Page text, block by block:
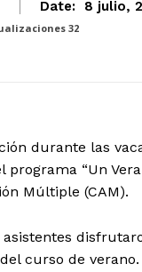
Date: 8 julio,
32
durante las
“Un
Múltiple (CAM).
curso de verano.